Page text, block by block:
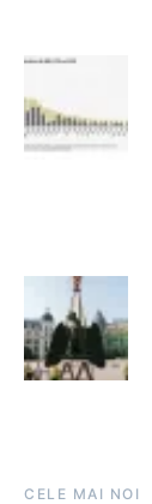
CELE MAI NOI